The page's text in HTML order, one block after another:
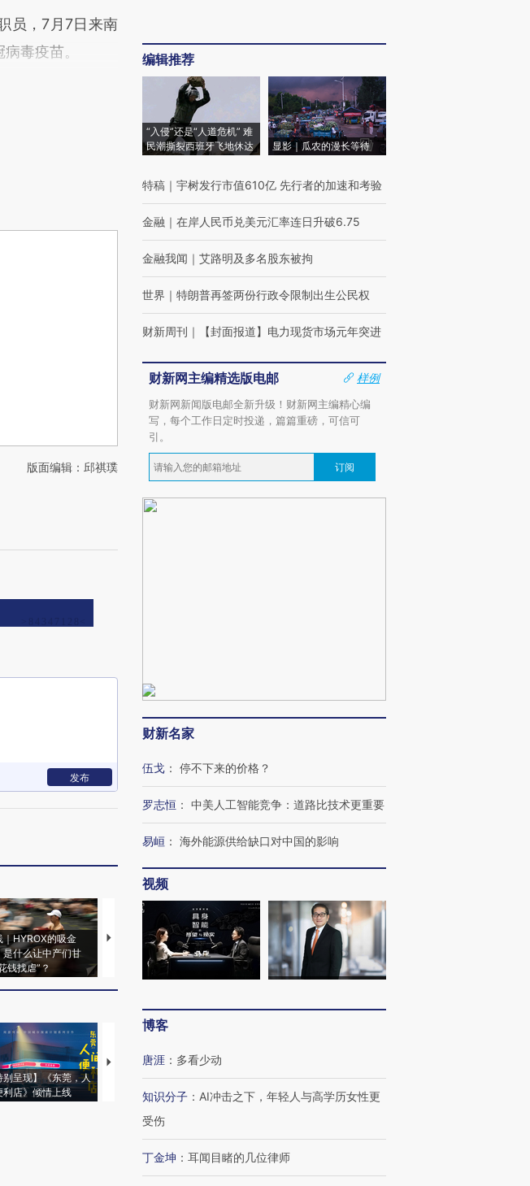
，7月7日来南
毒疫苗。
版面编辑：邱祺璞
发布
｜HYROX的吸金
是什么让中产们甘
钱找虐”？
马航飞行员跨国走私7万
粒摇头丸 尿检体内含3种
视线｜被称为“蟑螂”的印
度Z世代 用街头抗争将教
育部长拱下台
机”？难民潮撕裂西班牙
飞地休达
别呈现】《东莞，人
利店》倾情上线
【推广】走进第四届链博
会，让数智科技“链”接产
【特别呈现】寻找100种
有意思的生活方式·第三对
CFO：不靠规模取胜，华
住三大增长引擎是什么？
编辑推荐
“入侵”还是“人道危机” 难
民潮撕裂西班牙飞地休达
显影｜瓜农的漫长等待
特稿 ｜ 宇树发行市值610亿 先行者的加速和考验
金融 ｜ 在岸人民币兑美元汇率连日升破6.75
金融我闻 ｜ 艾路明及多名股东被拘
世界 ｜ 特朗普再签两份行政令限制出生公民权
财新周刊 ｜ 【封面报道】电力现货市场元年突进
财新网主编精选版电邮
样例
财新网新闻版电邮全新升级！财新网主编精心编
写，每个工作日定时投递，篇篇重磅，可信可
引。
订阅
财新名家
伍戈 ： 停不下来的价格？
罗志恒 ： 中美人工智能竞争：道路比技术更重要
易峘 ： 海外能源供给缺口对中国的影响
视频
博客
唐涯 ： 多看少动
知识分子 ： AI冲击之下，年轻人与高学历女性更
受伤
丁金坤 ： 耳闻目睹的几位律师